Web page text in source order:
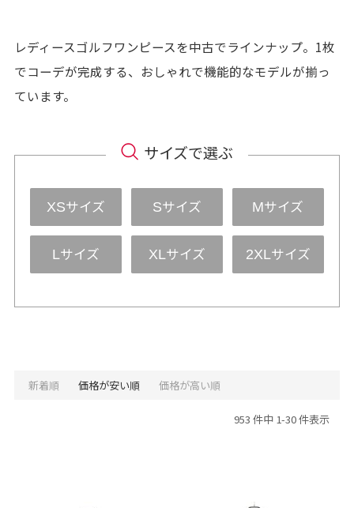
レディースゴルフワンピースを中古でラインナップ。1枚
でコーデが完成する、おしゃれで機能的なモデルが揃っ
ています。
サイズで選ぶ
XSサイズ Sサイズ Mサイズ
Lサイズ XLサイズ 2XLサイズ
新着順 価格が安い順 価格が高い順
953 件中 1-30 件表示